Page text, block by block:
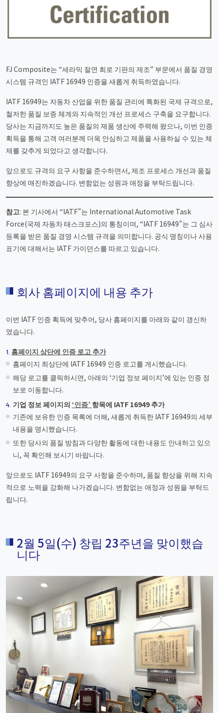
FJ Composite는 “세라믹 절연 회로 기판의 제조” 부문에서 품질 경영
시스템 규격인 IATF 16949 인증을 새롭게 취득하였습니다.
IATF 16949는 자동차 산업을 위한 품질 관리에 특화된 국제 규격으로,
철저한 품질 보증 체계와 지속적인 개선 프로세스 구축을 요구합니다.
당사는 지금까지도 높은 품질의 제품 생산에 주력해 왔으나, 이번 인증
획득을 통해 고객 여러분께 더욱 안심하고 제품을 사용하실 수 있는 체
제를 갖추게 되었다고 생각합니다.
앞으로도 규격의 요구 사항을 준수하면서, 제조 프로세스 개선과 품질
향상에 매진하겠습니다. 변함없는 성원과 애정을 부탁드립니다.
참고: 본 기사에서 “IATF”는 International Automotive Task
Force(국제 자동차 태스크포스)의 통칭이며, “IATF 16949”는 그 심사
등록을 받은 품질 경영 시스템 규격을 의미합니다. 공식 명칭이나 사용
표기에 대해서는 IATF 가이던스를 따르고 있습니다.
회사 홈페이지에 내용 추가
이번 IATF 인증 획득에 맞추어, 당사 홈페이지를 아래와 같이 갱신하
였습니다.
홈페이지 상단에 인증 로고 추가
홈페이지 최상단에 IATF 16949 인증 로고를 게시했습니다.
해당 로고를 클릭하시면, 아래의 ‘기업 정보 페이지’에 있는 인증 정
보로 이동합니다.
기업 정보 페이지의 ‘인증’ 항목에 IATF 16949 추가
기존에 보유한 인증 목록에 더해, 새롭게 취득한 IATF 16949의 세부
내용을 명시했습니다.
또한 당사의 품질 방침과 다양한 활동에 대한 내용도 안내하고 있으
니, 꼭 확인해 보시기 바랍니다.
앞으로도 IATF 16949의 요구 사항을 준수하며, 품질 향상을 위해 지속
적으로 노력을 강화해 나가겠습니다. 변함없는 애정과 성원을 부탁드
립니다.
2월 5일(수) 창립 23주년을 맞이했습
니다